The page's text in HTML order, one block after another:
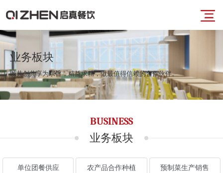
导
航
菜
首
页
业
业务板块
以共创共享为宗旨，精益求精，做最值得信赖的合作伙伴。
BUSINESS
业务板块
单位团餐供应 农产品合作种植 预制菜生产销售